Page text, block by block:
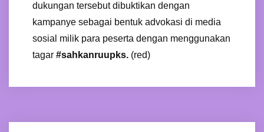
dukungan tersebut dibuktikan dengan
kampanye sebagai bentuk advokasi di media
sosial milik para peserta dengan menggunakan
tagar #sahkanruupks. (red)